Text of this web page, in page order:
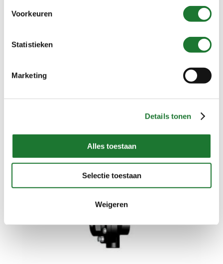
Voorkeuren
Statistieken
Marketing
Details tonen
Alles toestaan
Selectie toestaan
Weigeren